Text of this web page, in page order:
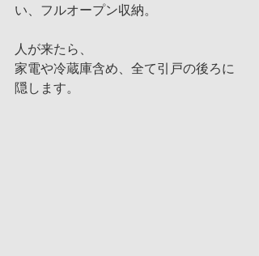
い、フルオープン収納。
人が来たら、
家電や冷蔵庫含め、全て引戸の後ろに
隠します。